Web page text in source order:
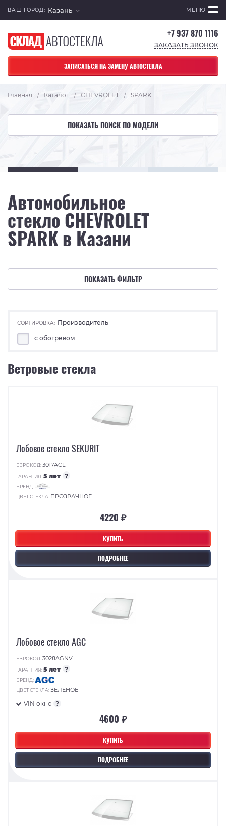
ВАШ ГОРОД: Казань МЕНЮ
+7 937 870 1116
ЗАКАЗАТЬ ЗВОНОК
ЗАПИСАТЬСЯ НА ЗАМЕНУ АВТОСТЕКЛА
Главная / Каталог / CHEVROLET / SPARK
ПОКАЗАТЬ ПОИСК ПО МОДЕЛИ
Автомобильное
стекло CHEVROLET
SPARK в Казани
ПОКАЗАТЬ ФИЛЬТР
СОРТИРОВКА: Производитель
с обогревом
Ветровые стекла
КУПИТЬ
ПОДРОБНЕЕ
Лобовое стекло SEKURIT
ЕВРОКОД:3017ACL
ГАРАНТИЯ:5 лет ?
БРЕНД:
ЦВЕТ СТЕКЛА: ПРОЗРАЧНОЕ
4220 ₽
КУПИТЬ
ПОДРОБНЕЕ
Лобовое стекло AGC
ЕВРОКОД:3028AGNV
ГАРАНТИЯ:5 лет ?
БРЕНД:
ЦВЕТ СТЕКЛА:ЗЕЛЕНОЕ
VIN окно ?
4600 ₽